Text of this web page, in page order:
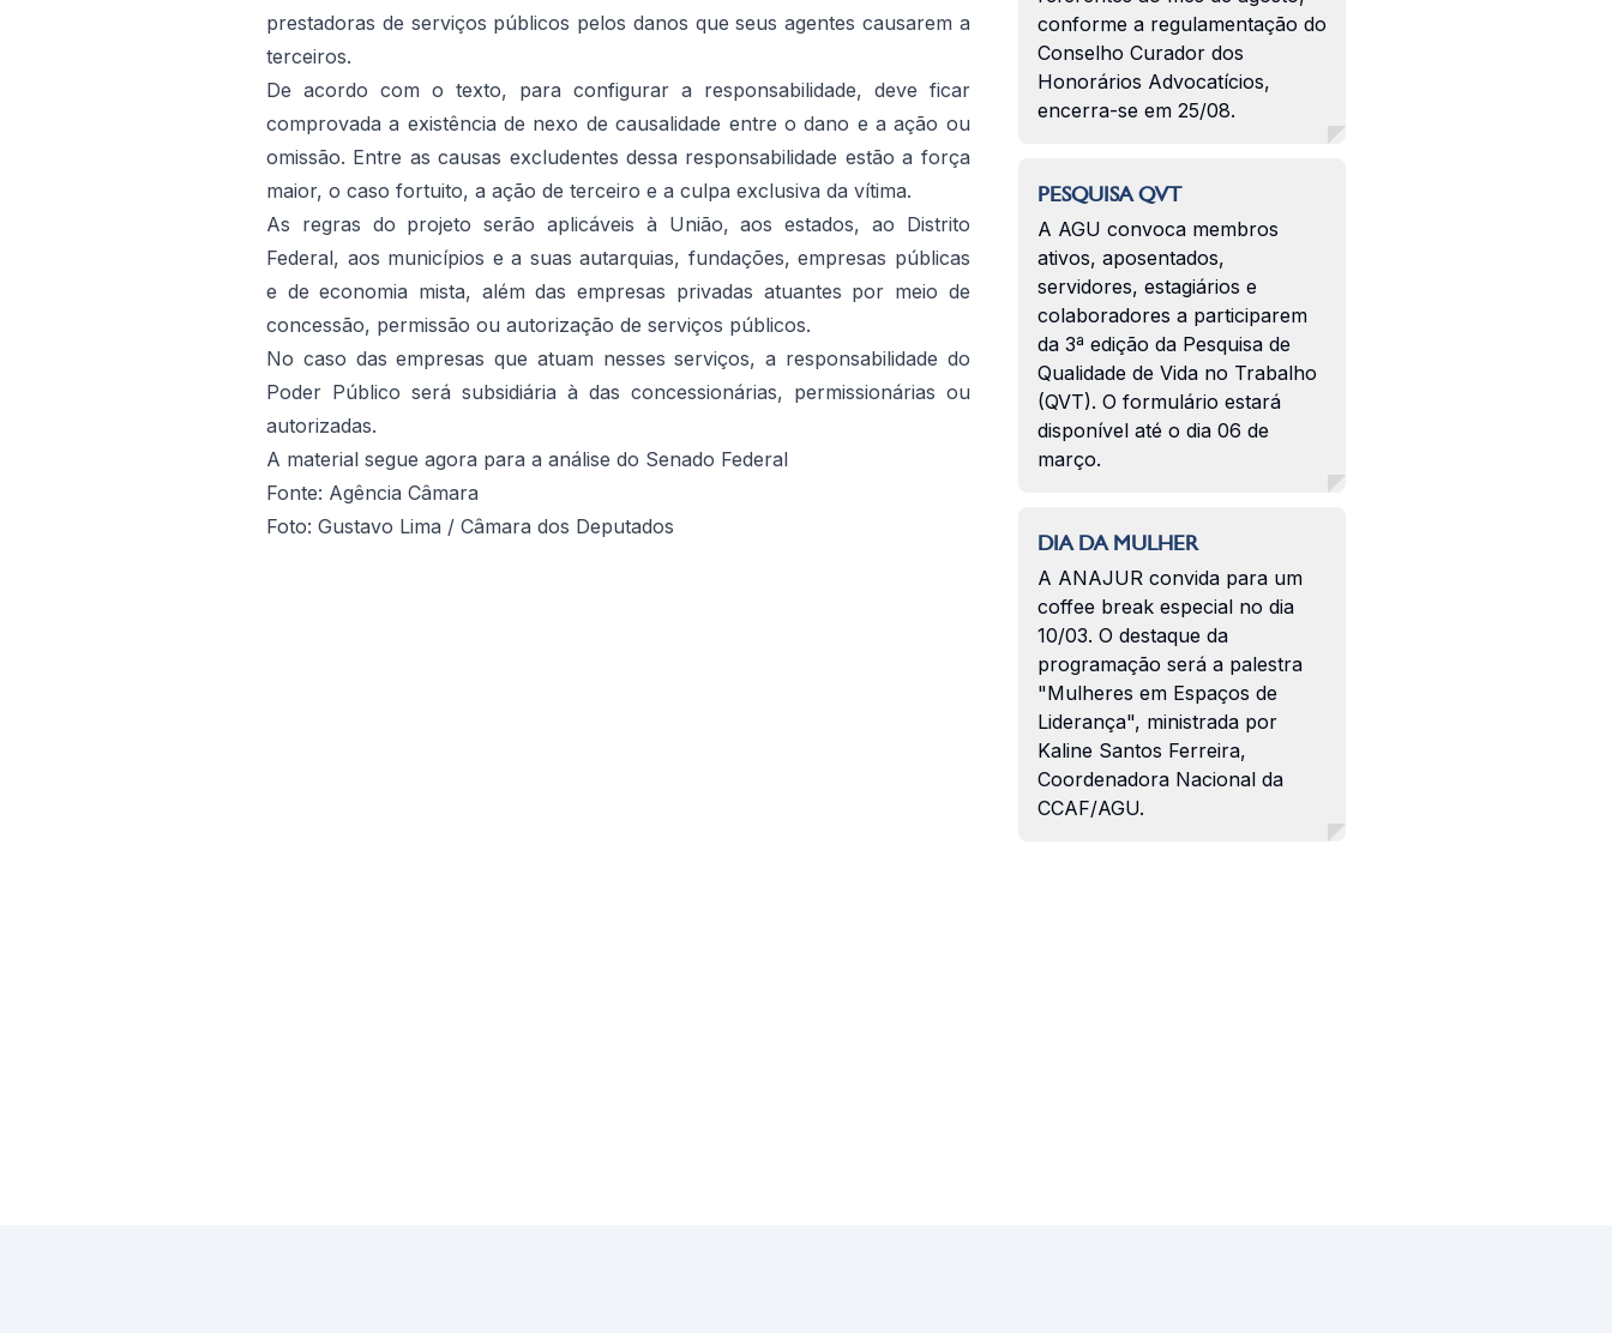
prestadoras de serviços públicos pelos danos que seus agentes causarem a
terceiros.
De acordo com o texto, para configurar a responsabilidade, deve ficar
comprovada a existência de nexo de causalidade entre o dano e a ação ou
omissão. Entre as causas excludentes dessa responsabilidade estão a força
maior, o caso fortuito, a ação de terceiro e a culpa exclusiva da vítima.
As regras do projeto serão aplicáveis à União, aos estados, ao Distrito
Federal, aos municípios e a suas autarquias, fundações, empresas públicas
e de economia mista, além das empresas privadas atuantes por meio de
concessão, permissão ou autorização de serviços públicos.
No caso das empresas que atuam nesses serviços, a responsabilidade do
Poder Público será subsidiária à das concessionárias, permissionárias ou
autorizadas.
A material segue agora para a análise do Senado Federal
Fonte: Agência Câmara
Foto: Gustavo Lima / Câmara dos Deputados
conforme a regulamentação do
Conselho Curador dos
Honorários Advocatícios,
encerra-se em 25/08.
PESQUISA QVT
A AGU convoca membros
ativos, aposentados,
servidores, estagiários e
colaboradores a participarem
da 3ª edição da Pesquisa de
Qualidade de Vida no Trabalho
(QVT). O formulário estará
disponível até o dia 06 de
março.
DIA DA MULHER
A ANAJUR convida para um
coffee break especial no dia
10/03. O destaque da
programação será a palestra
"Mulheres em Espaços de
Liderança", ministrada por
Kaline Santos Ferreira,
Coordenadora Nacional da
CCAF/AGU.